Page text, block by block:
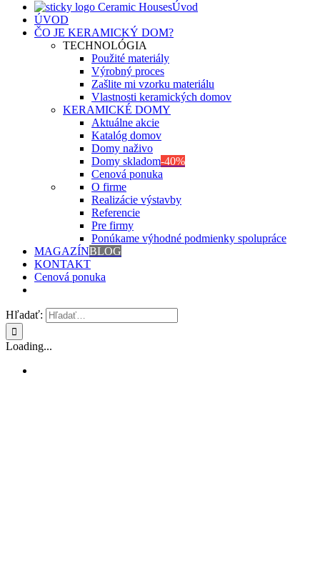
Úvod
ÚVOD
ČO JE KERAMICKÝ DOM?
TECHNOLÓGIA
Použité materiály
Výrobný proces
Zašlite mi vzorku materiálu
Vlastnosti keramických domov
KERAMICKÉ DOMY
Aktuálne akcie
Katalóg domov
Domy naživo
Domy skladom-40%
Cenová ponuka
O firme
Realizácie výstavby
Referencie
Pre firmy
Ponúkame výhodné podmienky spolupráce
MAGAZÍNBLOG
KONTAKT
Cenová ponuka
Hľadať:
Loading...